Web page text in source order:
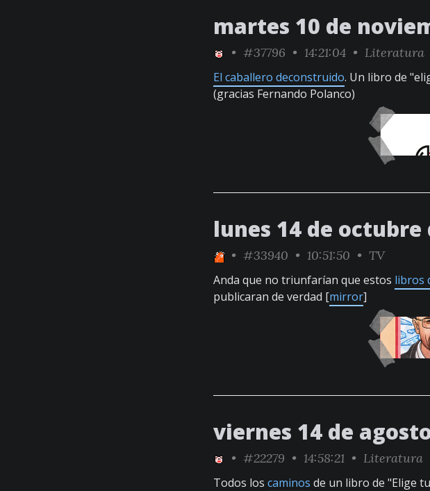
martes 10 de
• #37796 • 14:21:04 • Literatura
El caballero deconstruido. Un libro de
(gracias Fernando Polanco)
lunes 14 de octubre
• #33940 • 10:51:50 • TV
Anda que no triunfarían que estos libros
publicaran de verdad [mirror]
viernes 14 de
• #22279 • 14:58:21 • Literatura
Todos los caminos de un libro de "Elige